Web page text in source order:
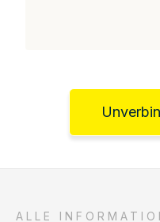
ALLE